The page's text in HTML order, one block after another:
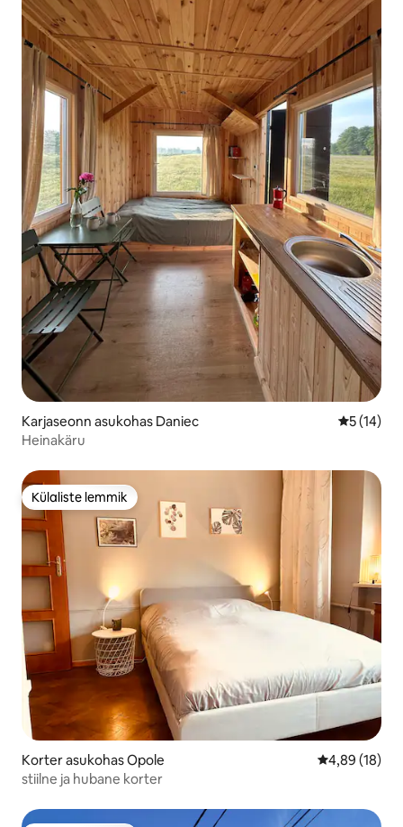
Karjaseonn asukohas Daniec Keskmine
5 (14)
Heinakäru
Külaliste lemmik
Külaliste lemmik
Korter asukohas Opole Keskmine
4,89 (18)
stiilne ja hubane korter